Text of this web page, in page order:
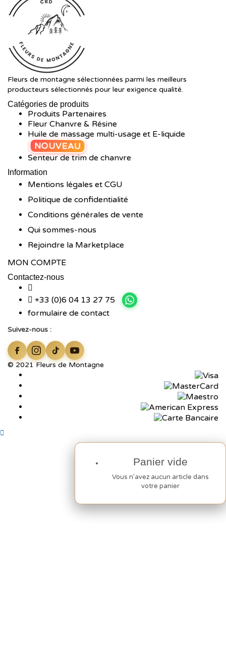
Panier vide
Vous n'avez aucun article dans
votre panier
Panier vide
Vous n'avez aucun article dans
votre panier
Fleurs de montagne sélectionnées parmi les meilleurs
producteurs sélectionnés pour leur exigence qualité.
Catégories de produits
Produits Partenaires
Fleur Chanvre & Résine
Huile de massage multi-usage et E-liquide
NOUVEAU
Senteur de trim de chanvre
Information
Mentions légales et CGU
Politique de confidentialité
Conditions générales de vente
Qui sommes-nous
Rejoindre la Marketplace
MON COMPTE
Contactez-nous
+33 (0)6 04 13 27 75
formulaire de contact
Suivez-nous :
© 2021 Fleurs de Montagne